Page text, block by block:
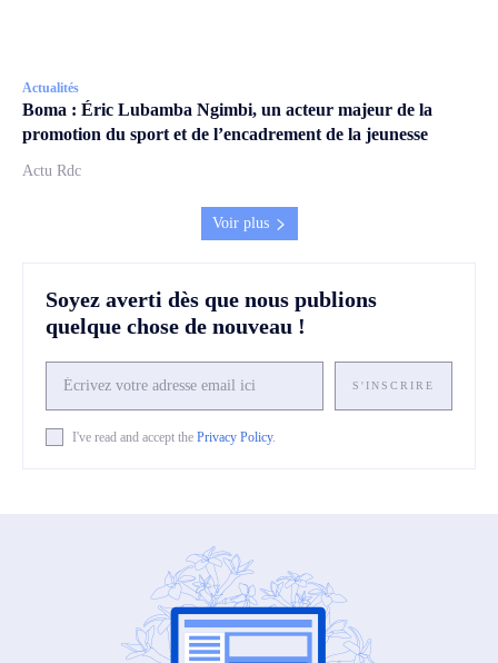
Actualités
Boma : Éric Lubamba Ngimbi, un acteur majeur de la
promotion du sport et de l’encadrement de la jeunesse
Actu Rdc
Voir plus
Soyez averti dès que nous publions
quelque chose de nouveau !
S'INSCRIRE
I've read and accept the Privacy Policy.